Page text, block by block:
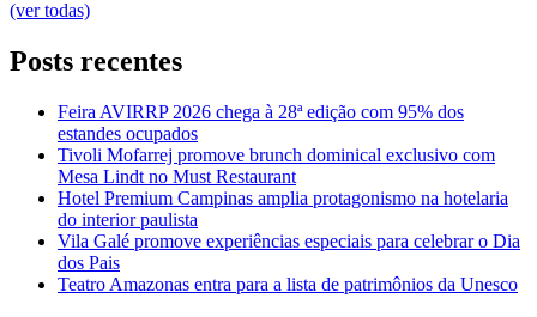
(ver todas)
Posts recentes
Feira AVIRRP 2026 chega à 28ª edição com 95% dos
estandes ocupados
Tivoli Mofarrej promove brunch dominical exclusivo com
Mesa Lindt no Must Restaurant
Hotel Premium Campinas amplia protagonismo na hotelaria
do interior paulista
Vila Galé promove experiências especiais para celebrar o Dia
dos Pais
Teatro Amazonas entra para a lista de patrimônios da Unesco